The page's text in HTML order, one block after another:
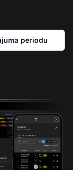
periodu